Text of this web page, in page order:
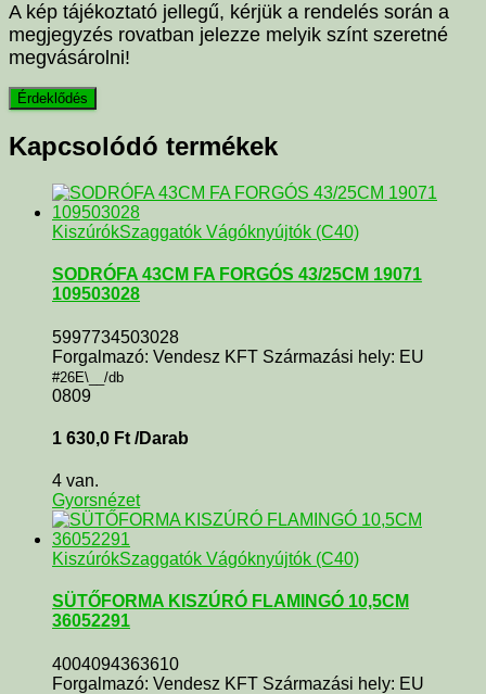
A kép tájékoztató jellegű, kérjük a rendelés során a
megjegyzés rovatban jelezze melyik színt szeretné
megvásárolni!
Kapcsolódó termékek
KiszúrókSzaggatók Vágóknyújtók (C40)
SODRÓFA 43CM FA FORGÓS 43/25CM 19071
109503028
5997734503028
Forgalmazó: Vendesz KFT Származási hely: EU
#26E\__/db
0809
1 630,0 Ft /Darab
4 van.
Gyorsnézet
KiszúrókSzaggatók Vágóknyújtók (C40)
SÜTŐFORMA KISZÚRÓ FLAMINGÓ 10,5CM
36052291
4004094363610
Forgalmazó: Vendesz KFT Származási hely: EU